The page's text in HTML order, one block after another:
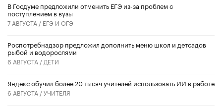
В Госдуме предложили отменить ЕГЭ из-за проблем с
поступлением в вузы
7 АВГУСТА / ЕГЭ И ОГЭ
Роспотребнадзор предложил дополнить меню школ и детсадов
рыбой и водорослями
6 АВГУСТА / ДЕТИ
​Яндекс обучил более 20 тысяч учителей использовать ИИ в работе
6 АВГУСТА /УЧИТЕЛЯ